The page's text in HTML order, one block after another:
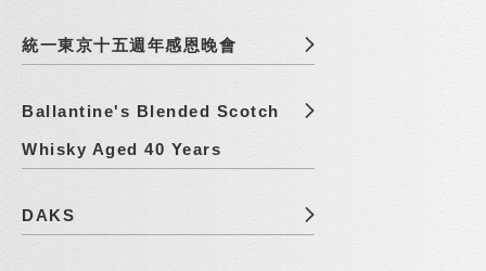
統一東京十五週年感恩晚會
Ballantine's Blended Scotch
Whisky Aged 40 Years
DAKS